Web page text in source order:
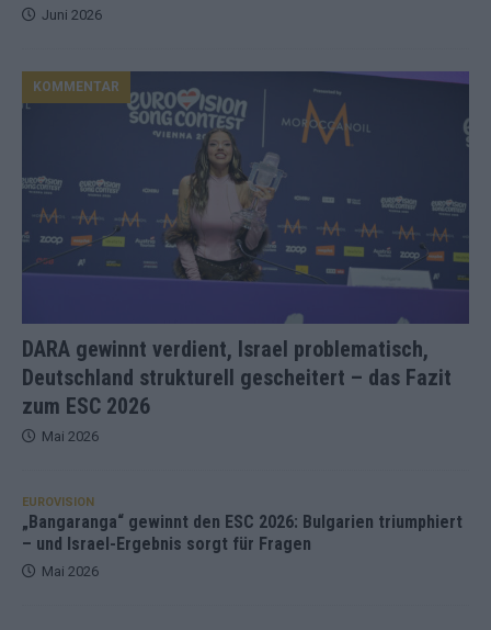
Juni 2026
DARA gewinnt verdient, Israel problematisch,
Deutschland strukturell gescheitert – das Fazit
zum ESC 2026
KOMMENTAR
Mai 2026
EUROVISION
„Bangaranga“ gewinnt den ESC 2026: Bulgarien triumphiert
– und Israel-Ergebnis sorgt für Fragen
Mai 2026